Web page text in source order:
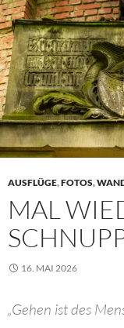
AUSFLÜGE,FOTOS,
MAL
16. MAI 2026
„Gehen ist des